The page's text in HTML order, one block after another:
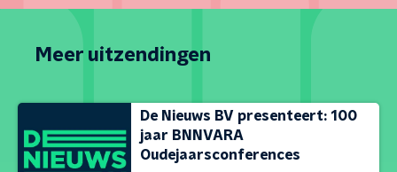
Meer uitzendingen
De Nieuws BV presenteert: 100
jaar BNNVARA
Oudejaarsconferences